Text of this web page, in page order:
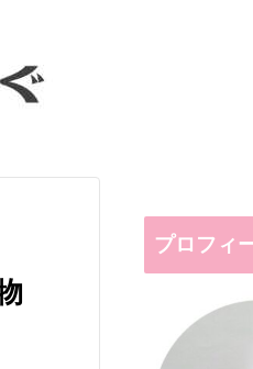
プロフィ